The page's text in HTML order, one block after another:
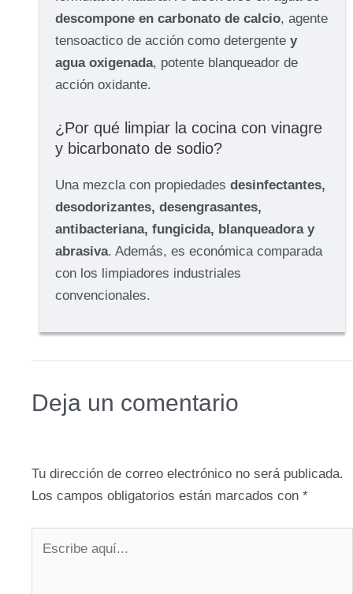
descompone en carbonato de calcio, agente
tensoactico de acción como detergente y
agua oxigenada, potente blanqueador de
acción oxidante.
¿Por qué limpiar la cocina con vinagre
y bicarbonato de sodio?
Una mezcla con propiedades desinfectantes,
desodorizantes, desengrasantes,
antibacteriana, fungicida, blanqueadora y
abrasiva. Además, es económica comparada
con los limpiadores industriales
convencionales.
Deja un comentario
Tu dirección de correo electrónico no será publicada.
Los campos obligatorios están marcados con *